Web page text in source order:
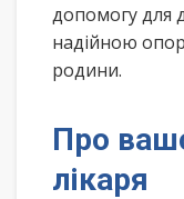
допомогу для
надійною
родини.
Про
лікаря